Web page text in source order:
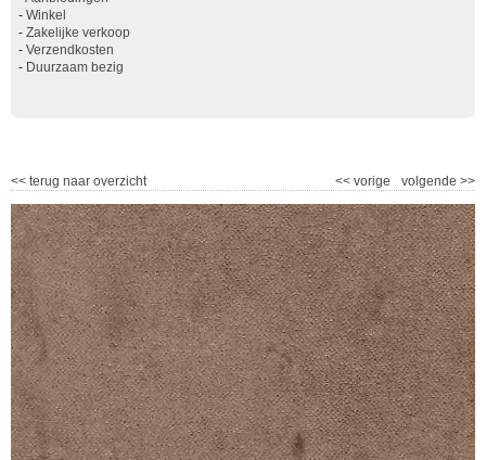
- Winkel
- Zakelijke verkoop
- Verzendkosten
- Duurzaam bezig
<< terug naar overzicht volgende >>
<< vorige